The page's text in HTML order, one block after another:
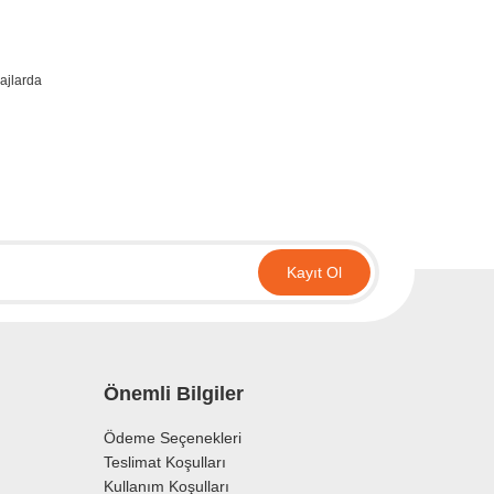
Kayıt Ol
Önemli Bilgiler
Ödeme Seçenekleri
Teslimat Koşulları
Kullanım Koşulları